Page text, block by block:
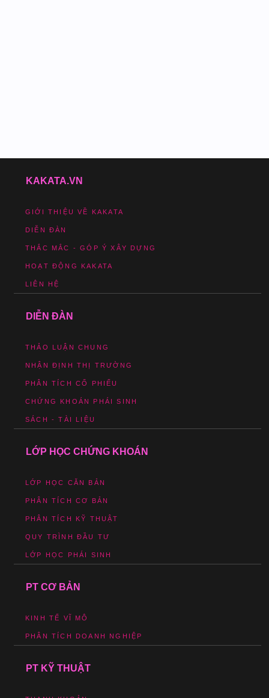
KAKATA.VN
GIỚI THIỆU VỀ KAKATA
DIỄN ĐÀN
THẮC MẮC - GÓP Ý XÂY DỰNG
HOẠT ĐỘNG KAKATA
LIÊN HỆ
DIỄN ĐÀN
THẢO LUẬN CHUNG
NHẬN ĐỊNH THỊ TRƯỜNG
PHÂN TÍCH CỔ PHIẾU
CHỨNG KHOÁN PHÁI SINH
SÁCH - TÀI LIỆU
LỚP HỌC CHỨNG KHOÁN
LỚP HỌC CĂN BẢN
PHÂN TÍCH CƠ BẢN
PHÂN TÍCH KỸ THUẬT
QUY TRÌNH ĐẦU TƯ
LỚP HỌC PHÁI SINH
PT CƠ BẢN
KINH TẾ VĨ MÔ
PHÂN TÍCH DOANH NGHIỆP
PT KỸ THUẬT